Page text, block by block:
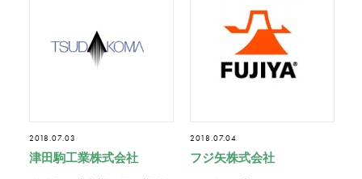
2018.07.03
津田駒工業株式会社
2018.07.04
フジ矢株式会社